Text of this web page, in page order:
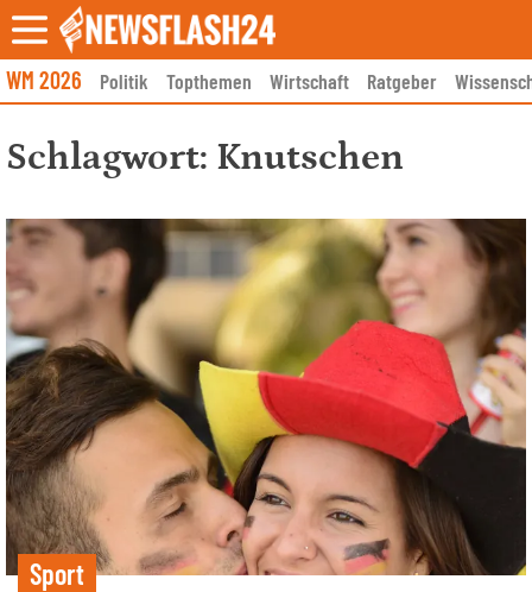
Skip
to
content
WM 2026 Politik Topthemen Wirtschaft Ratgeber
Schlagwort: Knutschen
Sport